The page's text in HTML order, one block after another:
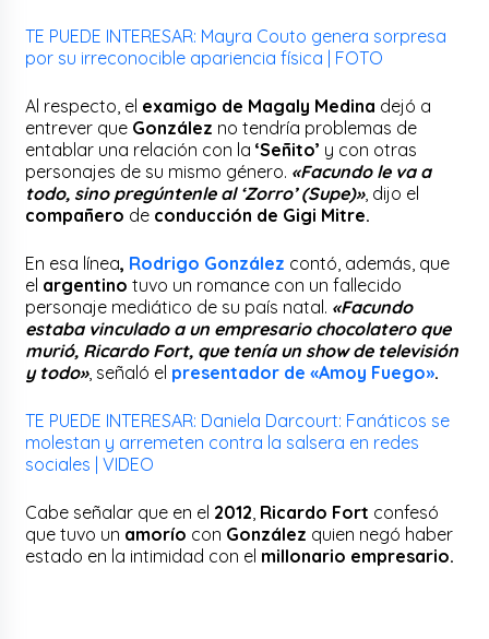
TE PUEDE INTERESAR: Mayra Couto genera sorpresa
por su irreconocible apariencia física | FOTO
Al respecto, el examigo de Magaly Medina dejó a
entrever que González no tendría problemas de
entablar una relación con la‘Señito’ y con otras
personajes de su mismo género. «Facundo le va a
todo, sino pregúntenle al ‘Zorro’ (Supe)», dijo el
compañero de conducción de Gigi Mitre.
En esa línea, Rodrigo González contó, además, que
el argentino tuvo un romance con un fallecido
personaje mediático de su país natal. «Facundo
estaba vinculado a un empresario chocolatero que
murió, Ricardo Fort, que tenía un show de televisión
y todo», señaló el presentador de «Amoy Fuego».
TE PUEDE INTERESAR: Daniela Darcourt: Fanáticos se
molestan y arremeten contra la salsera en redes
sociales | VIDEO
Cabe señalar que en el 2012 Ricardo Fort confesó
que tuvo un amorío con González quien negó haber
estado en la intimidad con el millonario empresario.